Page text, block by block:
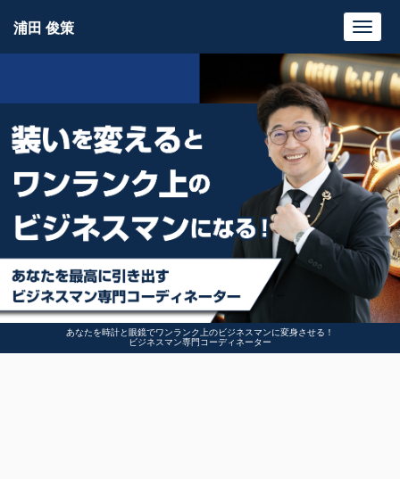
あなたを時計と眼鏡でワンランク上のビジネスマンに変身させる！
ビジネスマン専門コーディネーター
浦田 俊策